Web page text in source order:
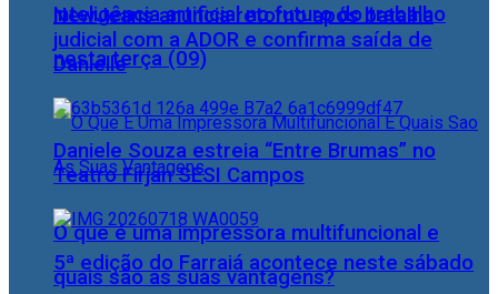
inteligência artificial no futuro do trabalho
nesta terça (09)
O que é uma impressora multifuncional e
quais são as suas vantagens?
NewJeans anuncia retorno após batalha
judicial com a ADOR e confirma saída de
Danielle
Daniele Souza estreia “Entre Brumas” no
Teatro Firjan SESI Campos
5ª edição do Farraiá acontece neste sábado